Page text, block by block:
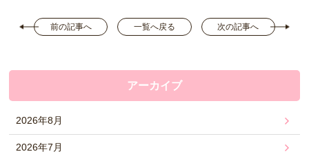
前の記事へ 一覧へ戻る 次の記事へ
アーカイブ
2026年8月
2026年7月